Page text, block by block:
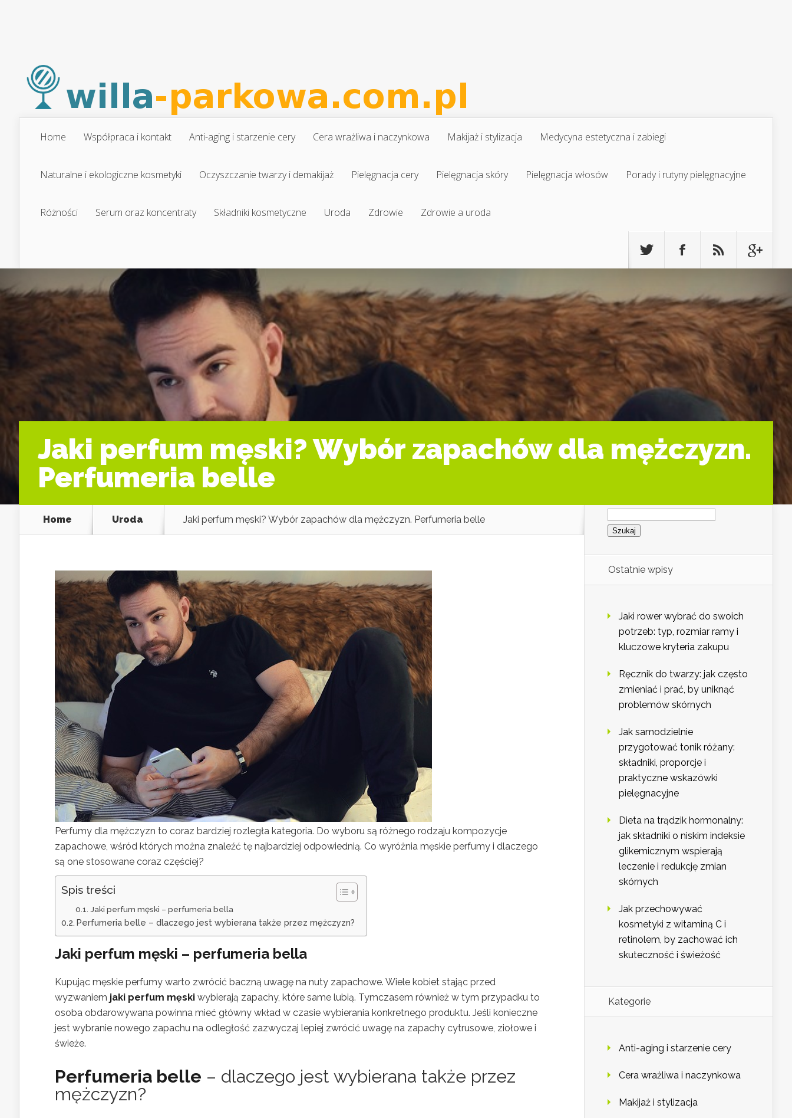
Home Współpraca i kontakt Anti-aging i starzenie cery Cera wrażliwa i naczynkowa Makijaż i stylizacja Medycyna estetyczna i zabiegi
Naturalne i ekologiczne kosmetyki Oczyszczanie twarzy i demakijaż Pielęgnacja cery Pielęgnacja skóry Pielęgnacja włosów Porady i rutyny pielęgnacyjne
Różności Serum oraz koncentraty Składniki kosmetyczne Uroda Zdrowie Zdrowie a uroda
Jaki perfum męski? Wybór zapachów dla mężczyzn.
Perfumeria belle
Home Uroda Jaki perfum męski? Wybór zapachów dla mężczyzn. Perfumeria belle
Perfumy dla mężczyzn to coraz bardziej rozległa kategoria. Do wyboru są różnego rodzaju kompozycje
zapachowe, wśród których można znaleźć tę najbardziej odpowiednią. Co wyróżnia męskie perfumy i dlaczego
są one stosowane coraz częściej?
Spis treści
Jaki perfum męski – perfumeria bella
Perfumeria belle – dlaczego jest wybierana także przez mężczyzn?
Jaki perfum męski – perfumeria bella
Kupując męskie perfumy warto zwrócić baczną uwagę na nuty zapachowe. Wiele kobiet stając przed
wyzwaniem jaki perfum męski wybierają zapachy, które same lubią. Tymczasem również w tym przypadku to
osoba obdarowywana powinna mieć główny wkład w czasie wybierania konkretnego produktu. Jeśli konieczne
jest wybranie nowego zapachu na odległość zazwyczaj lepiej zwrócić uwagę na zapachy cytrusowe, ziołowe i
świeże.
Perfumeria belle – dlaczego jest wybierana także przez
mężczyzn?
Szukaj:
Ostatnie wpisy
Jaki rower wybrać do swoich
potrzeb: typ, rozmiar ramy i
kluczowe kryteria zakupu
Ręcznik do twarzy: jak często
zmieniać i prać, by uniknąć
problemów skórnych
Jak samodzielnie
przygotować tonik różany:
składniki, proporcje i
praktyczne wskazówki
pielęgnacyjne
Dieta na trądzik hormonalny:
jak składniki o niskim indeksie
glikemicznym wspierają
leczenie i redukcję zmian
skórnych
Jak przechowywać
kosmetyki z witaminą C i
retinolem, by zachować ich
skuteczność i świeżość
Kategorie
Anti-aging i starzenie cery
Cera wrażliwa i naczynkowa
Makijaż i stylizacja